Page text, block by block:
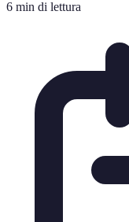
6 min di lettura